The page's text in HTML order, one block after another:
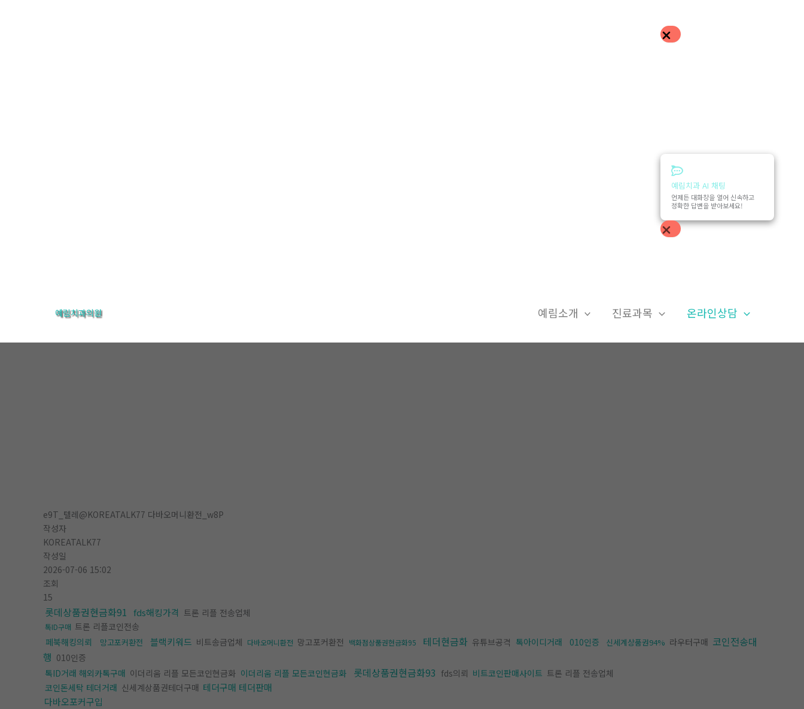
예림치과 AI 채팅
언제든 대화창을 열어 신속하고
정확한 답변을 받아보세요!
건
예림치과의원 예림소개 진료과목 온라인상담
e9T_텔레@KOREATALK77 다바오머니환전_w8P
작성자
KOREATALK77
작성일
2026-07-06 15:02
조회
15
롯데상품권현금화91 fds해킹가격 트론 리플 전송업체
톡ID구매 트론 리플코인전송
페북해킹의뢰
망고포커환전 블랙키워드 비트송금업체 다바오머니환전 망고포커환전 백화점상품권현금화95 테더현금화 유튜브공격 톡아이디거래 010인증 신세계상품권94% 라우터구매 코인전송대
행 010인증
톡ID거래 해외카톡구매 이더리움 리플 모든코인현금화 이더리움 리플 모든코인현금화 롯데상품권현금화93 fds의뢰 비트코인판매사이트 트론 리플 전송업체
코인돈세탁 테더거래 신세계상품권테더구매 테더구매 테더판매
다바오포커구입